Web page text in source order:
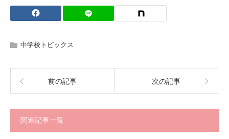
中学校トピックス
前の記事 次の記事
関連記事一覧